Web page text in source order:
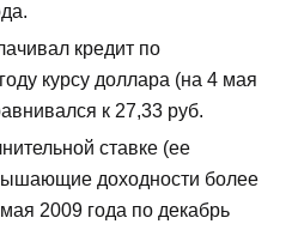
кредит по
курсу доллара (на 4 мая
к 27,33 руб.
ставке (ее
доходности более
2009 года по декабрь